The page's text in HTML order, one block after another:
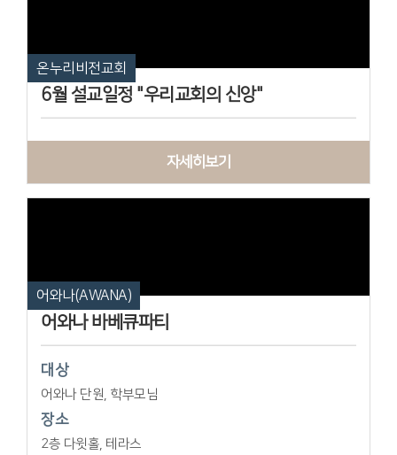
온누리비전교회
6월 설교일정 "우리교회의 신앙"
자세히보기
어와나(AWANA)
어와나 바베큐파티
대상
어와나 단원, 학부모님
장소
2층 다윗홀, 테라스